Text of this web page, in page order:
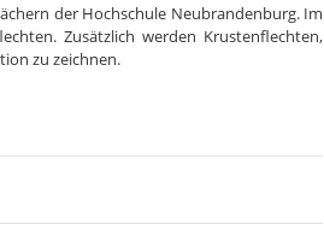
der Hochschule Neubrandenburg. Im
Zusätzlich werden Krustenflechten,
zu zeichnen.